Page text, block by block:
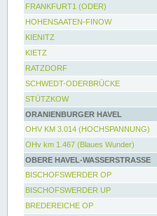
FRANKFURT1 (ODER)
HOHENSAATEN-FINOW
KIENITZ
KIETZ
RATZDORF
SCHWEDT-ODERBRÜCKE
STÜTZKOW
ORANIENBURGER HAVEL
OHV KM 3.014 (HOCHSPANNUNG)
OHv km 1.467 (Blaues Wunder)
OBERE HAVEL-WASSERSTRASSE
BISCHOFSWERDER OP
BISCHOFSWERDER UP
BREDEREICHE OP